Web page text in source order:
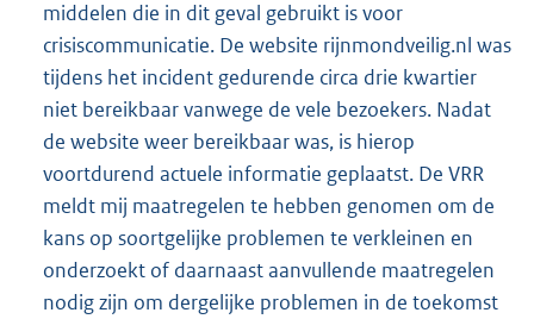
r
middelen die in dit geval gebruikt is voor
crisiscommunicatie. De website rijnmondveilig.nl was
tijdens het incident gedurende circa drie kwartier
niet bereikbaar vanwege de vele bezoekers. Nadat
de website weer bereikbaar was, is hierop
voortdurend actuele informatie geplaatst. De VRR
meldt mij maatregelen te hebben genomen om de
kans op soortgelijke problemen te verkleinen en
onderzoekt of daarnaast aanvullende maatregelen
nodig zijn om dergelijke problemen in de toekomst